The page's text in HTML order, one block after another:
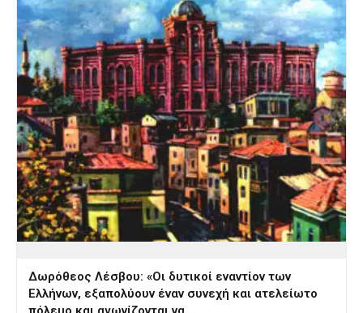
Δωρόθεος Λέσβου: «Οι δυτικοί εναντίον των
Ελλήνων, εξαπολύουν έναν συνεχή και ατελείωτο